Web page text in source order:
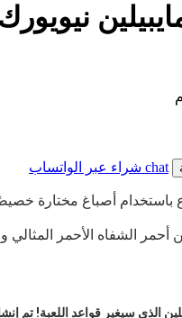
نيويورك كلر
chat شراء عبر الواتساب
على 50 لونًا مختلفًا من البشرة ، يتميز أحمر الشفاه الساتان هذا
الشفاه الأحمر